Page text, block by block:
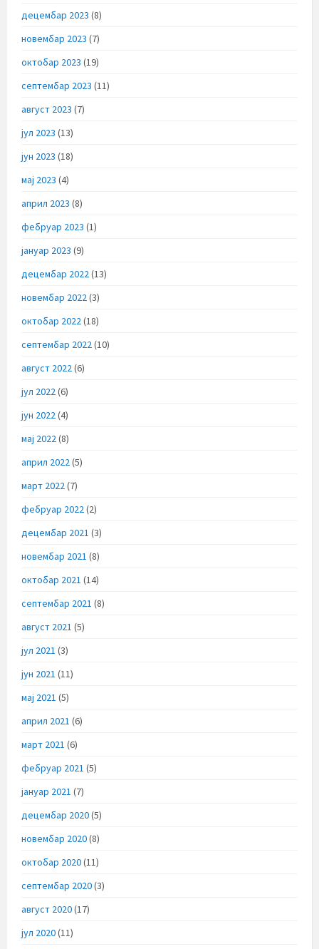
децембар 2023 (8)
новембар 2023 (7)
октобар 2023 (19)
септембар 2023 (11)
август 2023 (7)
јул 2023 (13)
јун 2023 (18)
мај 2023 (4)
април 2023 (8)
фебруар 2023 (1)
јануар 2023 (9)
децембар 2022(13)
новембар 2022(3)
октобар 2022(18)
септембар 2022(10)
август 2022(6)
јул 2022(6)
јун 2022(4)
мај 2022(8)
април 2022(5)
март 2022(7)
фебруар 2022(2)
децембар 2021 (3)
новембар 2021 (8)
октобар 2021 (14)
септембар 2021 (8)
август 2021 (5)
јул 2021 (3)
јун 2021 (11)
мај 2021 (5)
април 2021 (6)
март 2021 (6)
фебруар 2021 (5)
јануар 2021 (7)
децембар 2020(5)
новембар 2020(8)
октобар 2020(11)
септембар 2020(3)
август 2020(17)
јул 2020(11)